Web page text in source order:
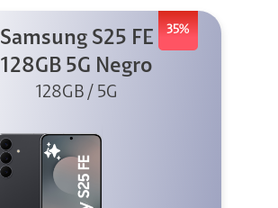
35%
Samsung S25 FE
128GB 5G Negro
128GB / 5G